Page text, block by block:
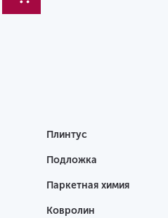
Плинтус
Подложка
Паркетная химия
Ковролин